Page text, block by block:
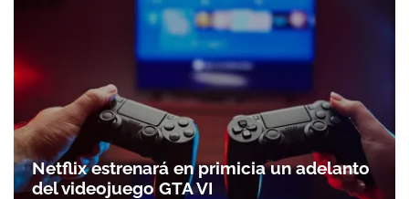
Netflix estrenará en primicia un adelanto
del videojuego GTA VI